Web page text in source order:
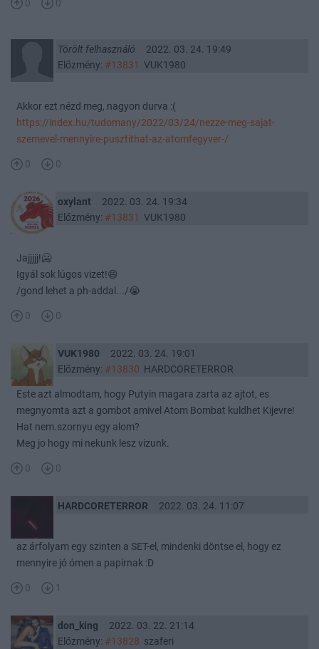
0 0
Törölt felhasználó
2022. 03. 24. 19:49
Előzmény: #13831 VUK1980
Akkor ezt nézd meg, nagyon durva :(
https://index.hu/tudomany/2022/03/24/nezze-meg-sajat-
szemevel-mennyire-pusztithat-az-atomfegyver-/
0 0
oxylant
2022. 03. 24. 19:34
Előzmény: #13831 VUK1980
Jajjjjj!🥶
Igyál sok lúgos vizet!😄
/gond lehet a ph-addal.../😭
0 0
VUK1980
2022. 03. 24. 19:01
Előzmény: #13830 HARDCORETERROR
Este azt almodtam, hogy Putyin magara zarta az ajtot, es
megnyomta azt a gombot amivel Atom Bombat kuldhet Kijevre!
Hat nem.szornyu egy alom?
Meg jo hogy mi nekunk lesz vizunk.
0 0
HARDCORETERROR 2022. 03. 24. 11:07
az árfolyam egy szinten a SET-el, mindenki döntse el, hogy ez
mennyire jó ómen a papírnak :D
0 1
don_king
2022. 03. 22. 21:14
Előzmény: #13828 szaferi